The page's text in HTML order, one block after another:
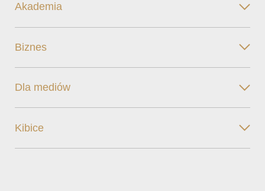
Akademia
Biznes
Dla mediów
Kibice